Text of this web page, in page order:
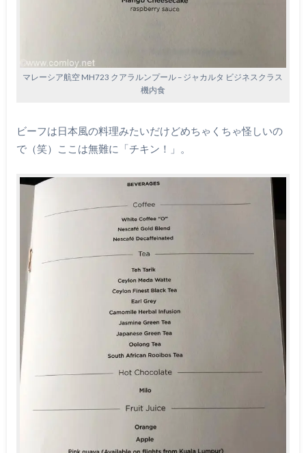
マレーシア航空 MH723 クアラルンプール – ジャカルタ ビジネスクラス
機内食
ビーフは日本風の料理みたいだけどめちゃくちゃ怪しいの
で（笑）ここは無難に「チキン！」。